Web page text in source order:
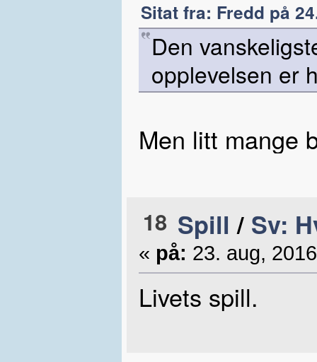
Sitat fra: Fredd på
Den
opplevelsen er
Men litt mange
18 Spill / Sv:
« på: 23. aug,
Livets spill.